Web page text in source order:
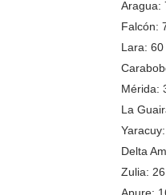
Aragua:
Falcón:
Lara:
Mérida:
La
Delta
Zulia: